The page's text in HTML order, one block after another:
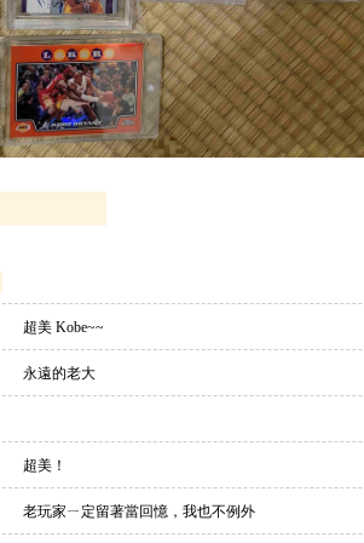
超美 Kobe~~
永遠的老大
超美！
老玩家ㄧ定留著當回憶，我也不例外